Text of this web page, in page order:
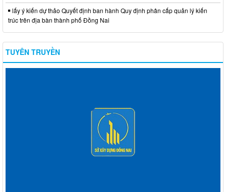
lấy ý kiến dự thảo Quyết định ban hành Quy định phân cấp quản lý kiến
trúc trên địa bàn thành phố Đồng Nai
TUYÊN TRUYỀN